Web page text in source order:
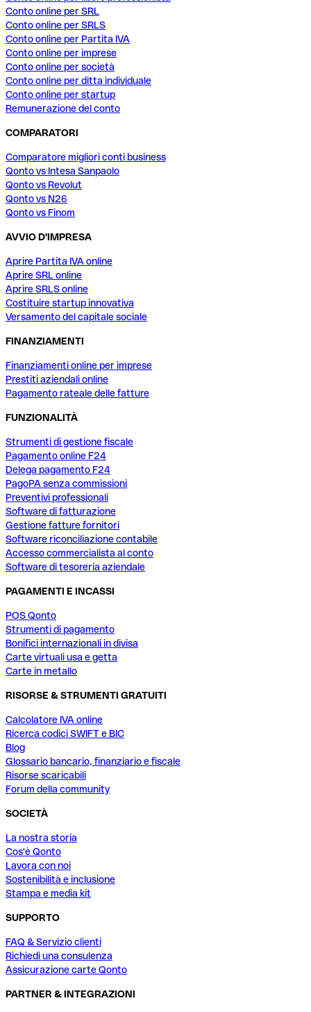
Conto online per SRL
Conto online per SRLS
Conto online per Partita IVA
Conto online per imprese
Conto online per società
Conto online per ditta individuale
Conto online per startup
Remunerazione del conto
COMPARATORI
Comparatore migliori conti business
Qonto vs Intesa Sanpaolo
Qonto vs Revolut
Qonto vs N26
Qonto vs Finom
AVVIO D'IMPRESA
Aprire Partita IVA online
Aprire SRL online
Aprire SRLS online
Costituire startup innovativa
Versamento del capitale sociale
FINANZIAMENTI
Finanziamenti online per imprese
Prestiti aziendali online
Pagamento rateale delle fatture
FUNZIONALITÀ
Strumenti di gestione fiscale
Pagamento online F24
Delega pagamento F24
PagoPA senza commissioni
Preventivi professionali
Software di fatturazione
Gestione fatture fornitori
Software riconciliazione contabile
Accesso commercialista al conto
Software di tesoreria aziendale
PAGAMENTI E INCASSI
POS Qonto
Strumenti di pagamento
Bonifici internazionali in divisa
Carte virtuali usa e getta
Carte in metallo
RISORSE & STRUMENTI GRATUITI
Calcolatore IVA online
Ricerca codici SWIFT e BIC
Blog
Glossario bancario, finanziario e fiscale
Risorse scaricabili
Forum della community
SOCIETÀ
La nostra storia
Cos'è Qonto
Lavora con noi
Sostenibilità e inclusione
Stampa e media kit
SUPPORTO
FAQ & Servizio clienti
Richiedi una consulenza
Assicurazione carte Qonto
PARTNER & INTEGRAZIONI